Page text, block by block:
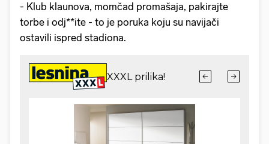
- Klub klaunova, momčad promašaja, pakirajte
torbe i odj**ite - to je poruka koju su navijači
ostavili ispred stadiona.